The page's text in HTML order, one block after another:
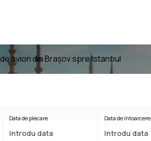
avion din Brașov spre Istanbul
Data de plecare Data de întoarcere